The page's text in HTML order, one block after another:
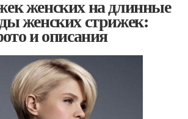
женских на длинные
женских стрижек:
и описания